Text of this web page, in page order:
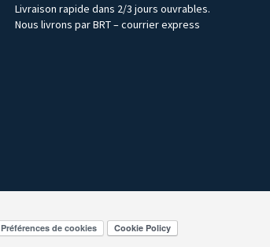
Livraison rapide dans 2/3 jours ouvrables.
Nous livrons par BRT – courrier express
Préférences de cookies